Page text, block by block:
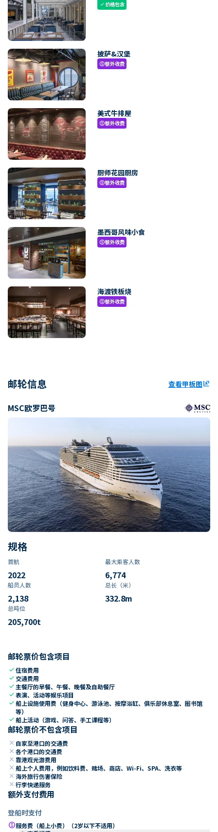
check价格包含
披萨&汉堡
paid额外收费
美式牛排屋
paid额外收费
厨师花园厨房
paid额外收费
墨西哥风味小食
paid额外收费
海渡铁板烧
paid额外收费
邮轮信息 查看甲板图ungroup
MSC欧罗巴号
规格
首航
2022
最大乘客人数
6,774
船员人数
2,138
总长（米）
332.8m
总吨位
205,700t
邮轮票价包含项目
check住宿费用
check 交通费用
check 主餐厅的早餐、午餐、晚餐及自助餐厅
check表演、活动等娱乐项目
check船上设施使用费（健身中心、游泳池、按摩浴缸、俱乐部休息室、图书馆
等）
check船上活动（游戏、问答、手工课程等）
邮轮票价不包含项目
close 自家至港口的交通费
close 各个港口的交通费
close 靠港观光游费用
close 船上个人费用，例如饮料费、赌场、商店、Wi-Fi、SPA、洗衣等
close 海外旅行伤害保险
close 行李快递服务
额外支付费用
登船时支付
paid服务费（船上小费）（2岁以下不适用）